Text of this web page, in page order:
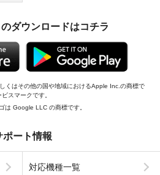
ダウンロードはコチラ
くはその他の国や地域におけるApple Inc.の商標で
スマークです。
Google LLC の商標です。
ポート情報
対応機種一覧